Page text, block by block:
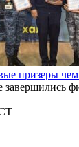
призеры
завершились